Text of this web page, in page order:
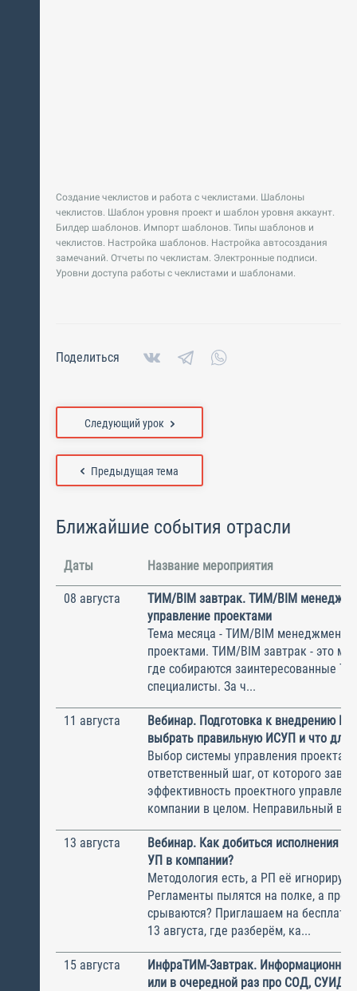
Создание чеклистов и работа с чеклистами. Шаблоны
чеклистов. Шаблон уровня проект и шаблон уровня аккаунт.
Билдер шаблонов. Импорт шаблонов. Типы шаблонов и
чеклистов. Настройка шаблонов. Настройка автосоздания
замечаний. Отчеты по чеклистам. Электронные подписи.
Уровни доступа работы с чеклистами и шаблонами.
Поделиться
Предыдущая тема
Следующий урок
Ближайшие события отрасли
Даты Название мероприятия
08 августа
ТИМ/BIM завтрак. ТИМ/BIM
управление проектами
Тема месяца - ТИМ/BIM менеджмент и
проектами. ТИМ/BIM завтрак - это
где собираются заинтересованные
специалисты. За ч...
11 августа
Вебинар. Подготовка к внедрению
выбрать правильную ИСУП и что для
Выбор системы управления
ответственный шаг, от которого
эффективность проектного
компании в целом. Неправильный
13 августа
Вебинар. Как добиться исполнения
УП в компании?
Методология есть, а РП её
Регламенты пылятся на полке, а
срываются? Приглашаем на
13 августа, где разберём, ка...
15 августа
ИнфраТИМ-Завтрак.
или в очередной раз про СОД, СУИД и